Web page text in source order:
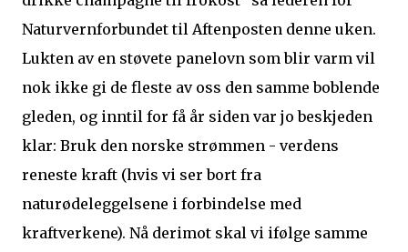
Naturvernforbundet til Aftenposten denne uken.
Lukten av en støvete panelovn som blir varm vil
nok ikke gi de fleste av oss den samme boblende
gleden, og inntil for få år siden var jo beskjeden
klar: Bruk den norske strømmen - verdens
reneste kraft (hvis vi ser bort fra
naturødeleggelsene i forbindelse med
kraftverkene). Nå derimot skal vi ifølge samme